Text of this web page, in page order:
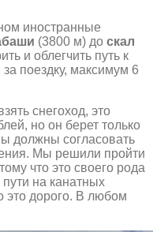
иностранные
(3800 м) до скал
и облегчить путь к
поездку, максимум 6
снегоход, это
но он берет только
должны согласовать
Мы решили пройти
что это своего рода
на канатных
это дорого. В любом